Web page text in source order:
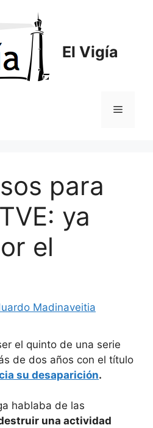
El Vigía
Menú
para
ya
el
Madinaveitia
el quinto de una serie
de dos años con el título
su desaparición.
hablaba de las
una actividad